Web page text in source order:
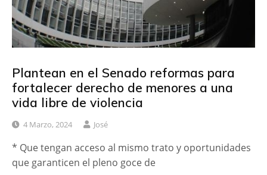
Plantean en el Senado reformas para
fortalecer derecho de menores a una
vida libre de violencia
4 Marzo, 2024 José
* Que tengan acceso al mismo trato y oportunidades
que garanticen el pleno goce de